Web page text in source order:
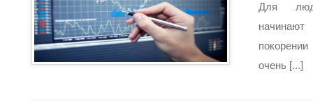
Для
покорении
очень [...]